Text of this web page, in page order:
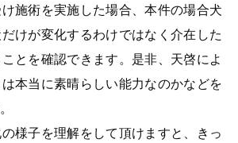
施術を実施した場合、本件の場合犬
けが変化するわけではなく介在した
とを確認できます。是非、天啓によ
本当に素晴らしい能力なのかなどを
様子を理解をして頂けますと、きっ